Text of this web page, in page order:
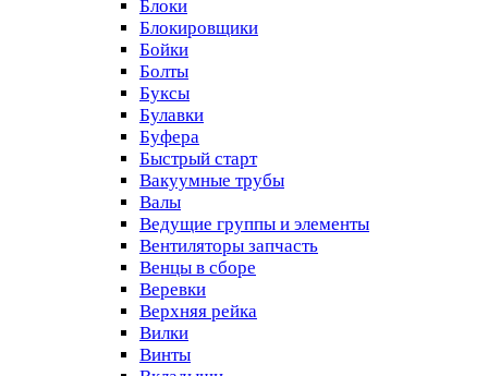
Блоки
Блокировщики
Бойки
Болты
Буксы
Булавки
Буфера
Быстрый старт
Вакуумные трубы
Валы
Ведущие группы и элементы
Вентиляторы запчасть
Венцы в сборе
Веревки
Верхняя рейка
Вилки
Винты